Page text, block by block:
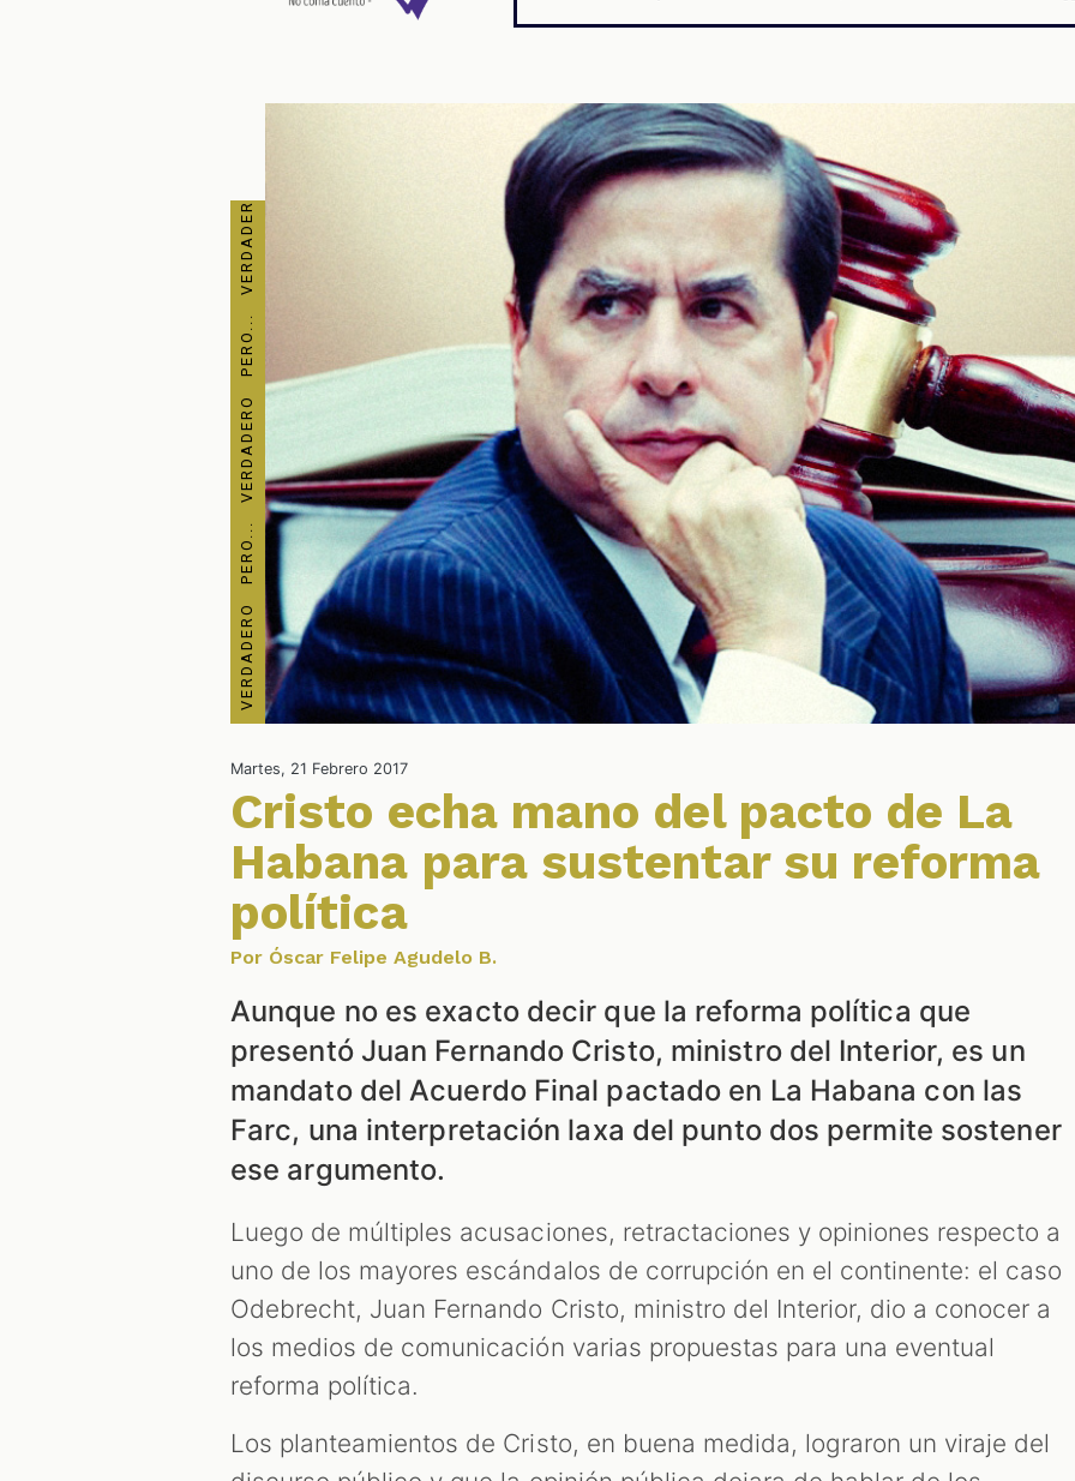
Martes, 21 Febrero 2017
Cristo echa mano del pacto de La
Habana para sustentar su reforma
política
Por Óscar Felipe Agudelo B.
Aunque no es exacto decir que la reforma política que
presentó Juan Fernando Cristo, ministro del Interior, es un
mandato del Acuerdo Final pactado en La Habana con las
Farc, una interpretación laxa del punto dos permite sostener
ese argumento.
Luego de múltiples acusaciones, retractaciones y opiniones respecto a
uno de los mayores escándalos de corrupción en el continente: el caso
Odebrecht, Juan Fernando Cristo, ministro del Interior, dio a conocer a
los medios de comunicación varias propuestas para una eventual
reforma política.
Los planteamientos de Cristo, en buena medida, lograron un viraje del